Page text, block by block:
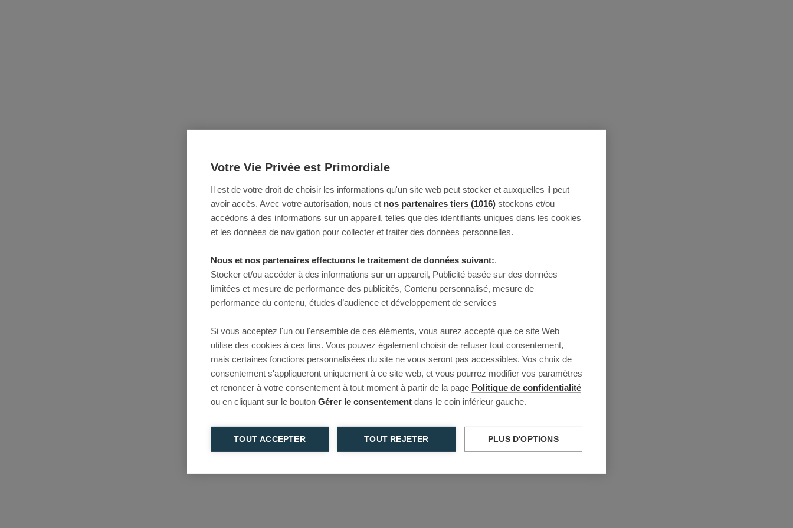
Votre Vie Privée est Primordiale
Il est de votre droit de choisir les informations qu'un site web peut stocker et auxquelles il peut
avoir accès. Avec votre autorisation, nous et nos partenaires tiers (1016) stockons et/ou
accédons à des informations sur un appareil, telles que des identifiants uniques dans les cookies
et les données de navigation pour collecter et traiter des données personnelles.
Nous et nos partenaires effectuons le traitement de données suivant:.
Stocker et/ou accéder à des informations sur un appareil, Publicité basée sur des données
limitées et mesure de performance des publicités, Contenu personnalisé, mesure de
performance du contenu, études d’audience et développement de services
Si vous acceptez l'un ou l'ensemble de ces éléments, vous aurez accepté que ce site Web
utilise des cookies à ces fins. Vous pouvez également choisir de refuser tout consentement,
mais certaines fonctions personnalisées du site ne vous seront pas accessibles. Vos choix de
consentement s'appliqueront uniquement à ce site web, et vous pourrez modifier vos paramètres
et renoncer à votre consentement à tout moment à partir de la page Politique de confidentialité
ou en cliquant sur le bouton Gérer le consentement dans le coin inférieur gauche.
TOUT ACCEPTER TOUT REJETER PLUS D'OPTIONS
This page couldn’t load
Reload to try again, or go back.
Reload Back